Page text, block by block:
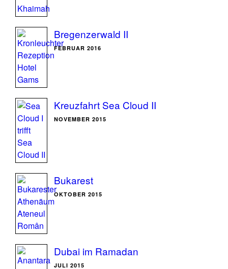
Bregenzerwald II
FEBRUAR 2016
Kreuzfahrt Sea Cloud II
NOVEMBER 2015
Bukarest
OKTOBER 2015
Dubai im Ramadan
JULI 2015